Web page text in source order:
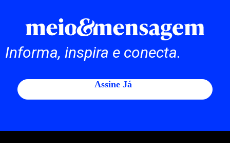
Informa, inspira e conecta.
Assine Já